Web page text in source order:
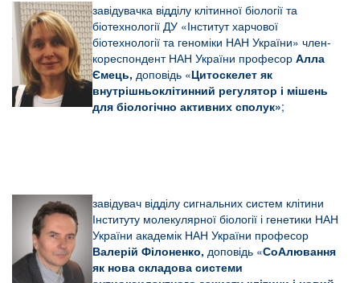
завідувачка відділу клітинної біології та
біотехнології ДУ «Інститут харчової
біотехнології та геноміки НАН України» член-
кореспондент НАН України професор Алла
Ємець, доповідь «Цитоскелет як
внутрішньоклітинний регулятор і мішень
для біологічно активних сполук»;
завідувач відділу сигнальних систем клітини
Інституту молекулярної біології і генетики НАН
України академік НАН України професор
Валерій Філоненко, доповідь «СоАлювання
як нова складова системи